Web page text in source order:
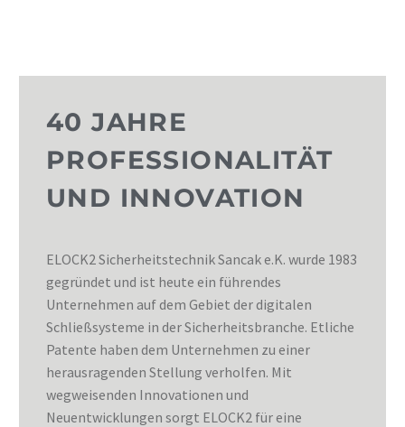
40 JAHRE
PROFESSIONALITÄT
UND INNOVATION​
ELOCK2 Sicherheitstechnik Sancak e.K. wurde 1983
gegründet und ist heute ein führendes
Unternehmen auf dem Gebiet der digitalen
Schließsysteme in der Sicherheitsbranche. Etliche
Patente haben dem Unternehmen zu einer
herausragenden Stellung verholfen. Mit
wegweisenden Innovationen und
Neuentwicklungen sorgt ELOCK2 für eine